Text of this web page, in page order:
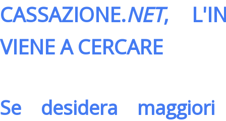
CASSAZIONE.NET,
VIENE A CERCARE
Se desidera